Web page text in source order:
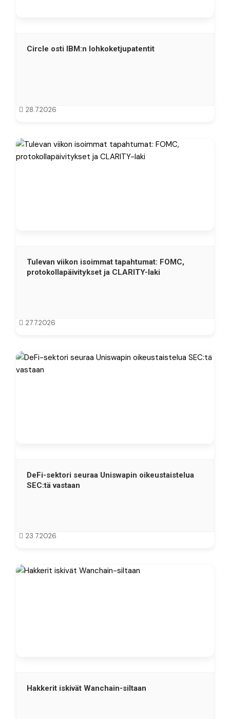
Circle osti IBM:n lohkoketjupatentit
28.7.2026
Tulevan viikon isoimmat tapahtumat: FOMC,
protokollapäivitykset ja CLARITY-laki
27.7.2026
DeFi-sektori seuraa Uniswapin oikeustaistelua
SEC:tä vastaan
23.7.2026
Hakkerit iskivät Wanchain-siltaan